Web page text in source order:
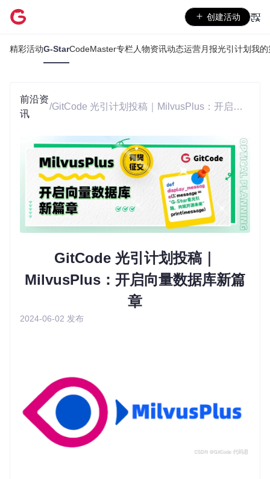
创建活动
精彩活动G-StarCodeMaster专栏人物资讯动态运营月报光引计划我的
前沿资
讯
/ GitCode 光引计划投稿｜MilvusPlus：开启向量数据库新篇章
GitCode 光引计划投稿｜
MilvusPlus：开启向量数据库新篇
章
2024-06-02 发布